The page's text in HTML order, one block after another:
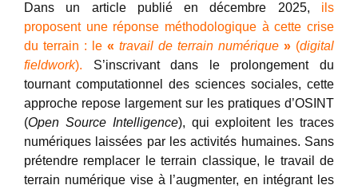
Dans un article publié en décembre 2025, ils
proposent une réponse méthodologique à cette crise
du terrain : le « travail de terrain numérique » (digital
fieldwork). S’inscrivant dans le prolongement du
tournant computationnel des sciences sociales, cette
approche repose largement sur les pratiques d’OSINT
(Open Source Intelligence), qui exploitent les traces
numériques laissées par les activités humaines. Sans
prétendre remplacer le terrain classique, le travail de
terrain numérique vise à l’augmenter, en intégrant les